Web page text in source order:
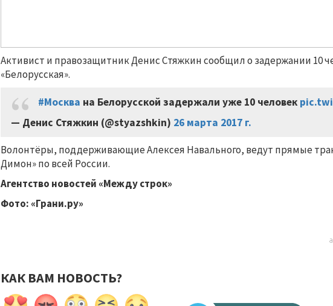
Активист и правозащитник Денис Стяжкин сообщил о задержании 10
«Белорусская».
#Москва на Белорусской задержали уже 10 человек
— Денис Стяжкин (@styazshkin) 26 марта 2017 г.
Волонтёры, поддерживающие Алексея Навального, ведут прямые
Димон» по всей России.
Агентство новостей «Между строк»
Фото: «Грани.ру»
КАК ВАМ НОВОСТЬ?